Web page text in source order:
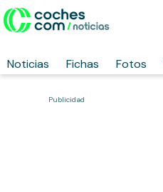
Noticias Fichas Fotos
Publicidad